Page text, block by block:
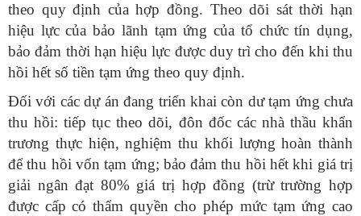
theo quy định của hợp đồng. Theo dõi sát thời hạn
hiệu lực của bảo lãnh tạm ứng của tổ chức tín dụng,
bảo đảm thời hạn hiệu lực được duy trì cho đến khi thu
hồi hết số tiền tạm ứng theo quy định.
Đối với các dự án đang triển khai còn dư tạm ứng chưa
thu hồi: tiếp tục theo dõi, đôn đốc các nhà thầu khẩn
trương thực hiện, nghiệm thu khối lượng hoàn thành
để thu hồi vốn tạm ứng; bảo đảm thu hồi hết khi giá trị
giải ngân đạt 80% giá trị hợp đồng (trừ trường hợp
được cấp có thẩm quyền cho phép mức tạm ứng cao